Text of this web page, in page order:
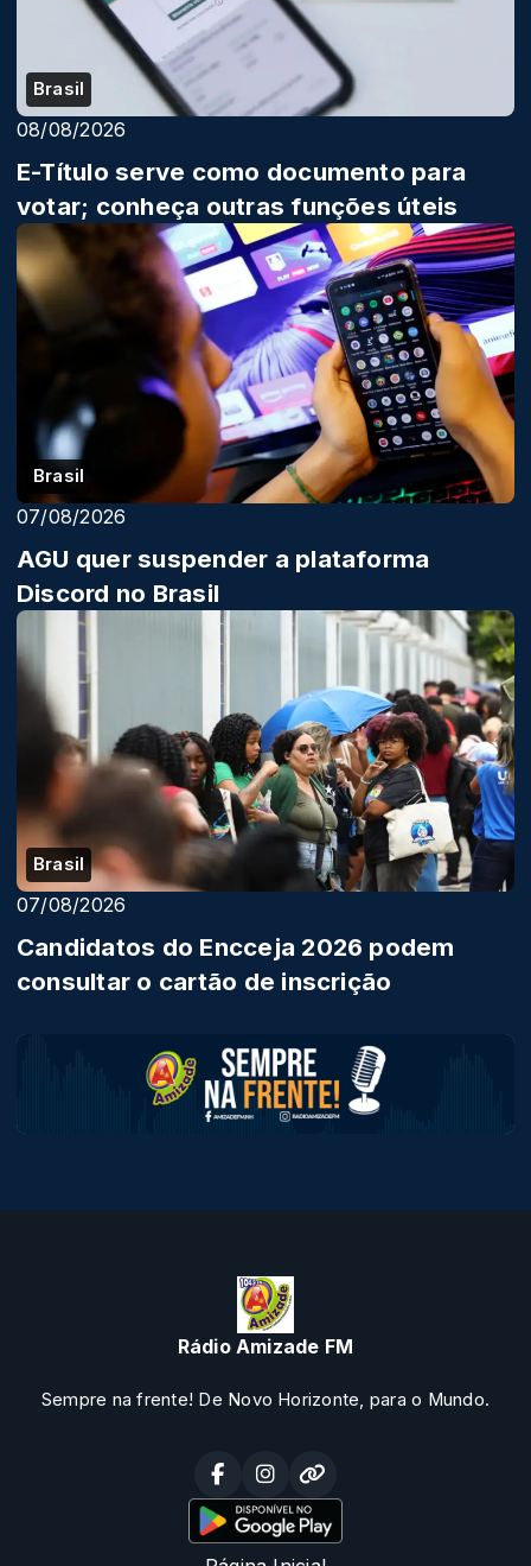
Brasil
08/08/2026
E-Título serve como documento para
votar; conheça outras funções úteis
Brasil
07/08/2026
AGU quer suspender a plataforma
Discord no Brasil
Brasil
07/08/2026
Candidatos do Encceja 2026 podem
consultar o cartão de inscrição
Rádio Amizade FM
Sempre na frente! De Novo Horizonte, para o Mundo.